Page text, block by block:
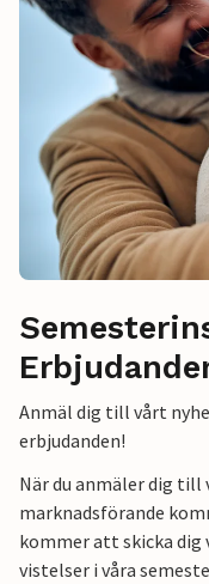
Anmäl dig till vårt
erbjudanden!
När du anmäler dig till
marknadsförande
kommer att skicka dig
vistelser i våra